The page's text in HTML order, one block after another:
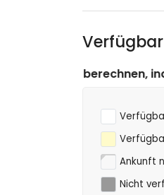
indem Sie auf das
Ankunft
Nicht